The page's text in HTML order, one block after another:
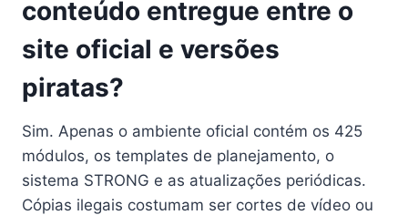
conteúdo entregue entre o
site oficial e versões
piratas?
Sim. Apenas o ambiente oficial contém os 425
módulos, os templates de planejamento, o
sistema STRONG e as atualizações periódicas.
Cópias ilegais costumam ser cortes de vídeo ou